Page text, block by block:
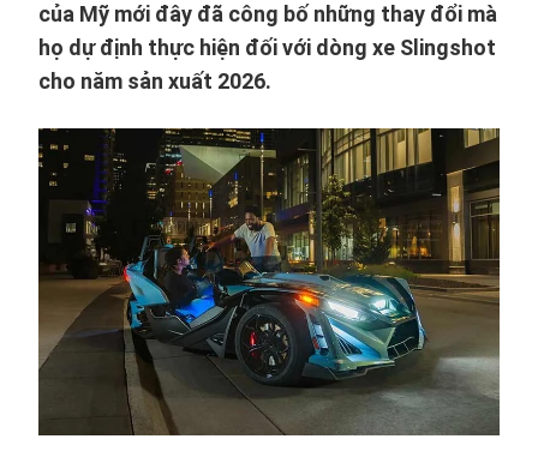
của Mỹ mới đây đã công bố những thay đổi mà
họ dự định thực hiện đối với dòng xe Slingshot
cho năm sản xuất 2026.